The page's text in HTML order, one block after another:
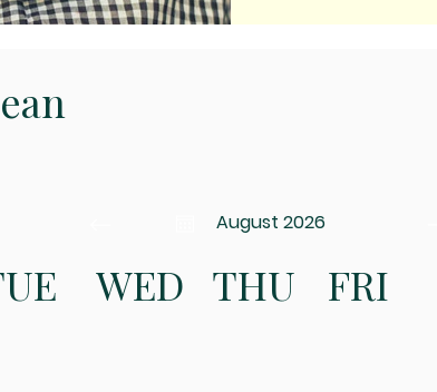
August 2026
WED THU FRI